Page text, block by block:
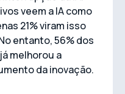
veem a IA como
21% viram isso
entanto, 56% dos
melhorou a
da inovação.